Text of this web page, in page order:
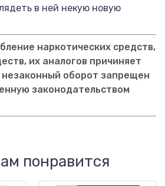
в ней некую новую
наркотических средств,
их аналогов причиняет
оборот запрещен
законодательством
понравится